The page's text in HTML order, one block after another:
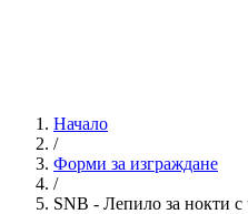
Начало
/
Форми за изграждане
/
SNB - Лепило за нокти с